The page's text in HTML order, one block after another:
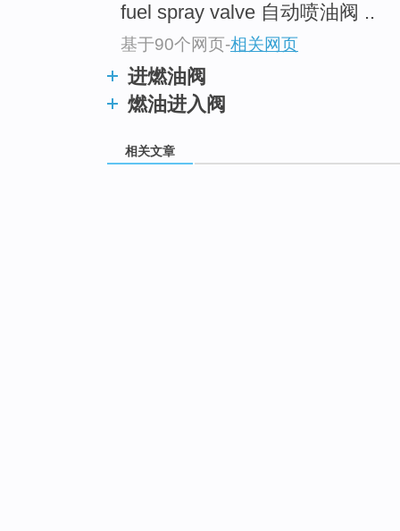
fuel spray valve 自动喷油阀 ..
基于90个网页-相关网页
进燃油阀
燃油进入阀
相关文章